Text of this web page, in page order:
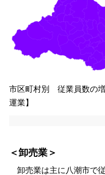
市区町村別 従業員数の
運業】
＜卸売業＞
卸売業は主に八潮市で